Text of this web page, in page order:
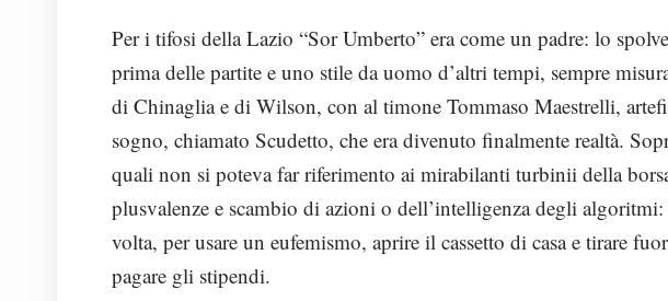
Per i tifosi della Lazio “Sor Umberto” era come un padre: lo
prima delle partite e uno stile da uomo d’altri tempi, sempre
di Chinaglia e di Wilson, con al timone Tommaso Maestrelli,
sogno, chiamato Scudetto, che era divenuto finalmente realtà.
quali non si poteva far riferimento ai mirabilanti turbinii della
plusvalenze e scambio di azioni o dell’intelligenza degli
volta, per usare un eufemismo, aprire il cassetto di casa e tirare
pagare gli stipendi.